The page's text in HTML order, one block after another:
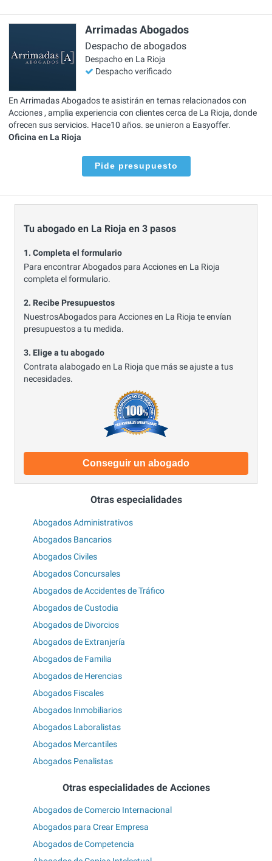
Arrimadas Abogados
Despacho de abogados
Despacho en La Rioja
Despacho verificado
En Arrimadas Abogados te asistirán en temas relacionados con
Acciones , amplia experiencia con clientes cerca de La Rioja, donde
ofrecen sus servicios. Hace10 años. se unieron a Easyoffer.
Oficina en La Rioja
Pide presupuesto
Tu abogado en La Rioja en 3 pasos
1. Completa el formulario
Para encontrar Abogados para Acciones en La Rioja
completa el formulario.
2. Recibe Presupuestos
NuestrosAbogados para Acciones en La Rioja te envían
presupuestos a tu medida.
3. Elige a tu abogado
Contrata alabogado en La Rioja que más se ajuste a tus
necesidades.
Conseguir un abogado
Otras especialidades
Abogados Administrativos
Abogados Bancarios
Abogados Civiles
Abogados Concursales
Abogados de Accidentes de Tráfico
Abogados de Custodia
Abogados de Divorcios
Abogados de Extranjería
Abogados de Familia
Abogados de Herencias
Abogados Fiscales
Abogados Inmobiliarios
Abogados Laboralistas
Abogados Mercantiles
Abogados Penalistas
Otras especialidades de Acciones
Abogados de Comercio Internacional
Abogados para Crear Empresa
Abogados de Competencia